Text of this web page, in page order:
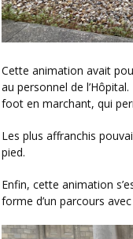
Cette animation avait pour but de faire découvrir le football de manière amusante et ludique
au personnel de
foot en marchant, qui
Les plus affranchis pouvaient se lancer dans une activité de parcours chronométré, ballon au
pied.
Enfin, cette animation s’est clôturée par une découverte du footgolf qui se présentait sous la
forme d’un parcours